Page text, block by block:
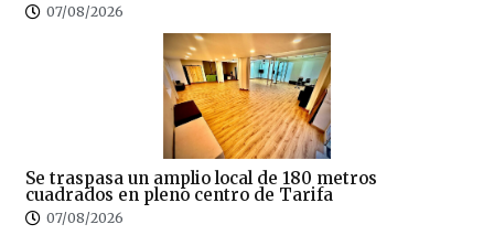
07/08/2026
Se traspasa un amplio local de 180 metros
cuadrados en pleno centro de Tarifa
07/08/2026